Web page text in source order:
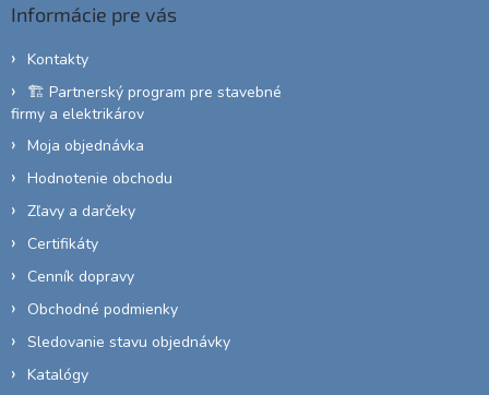
Informácie pre vás
Kontakty
🏗️ Partnerský program pre stavebné
firmy a elektrikárov
Moja objednávka
Hodnotenie obchodu
Zľavy a darčeky
Certifikáty
Cenník dopravy
Obchodné podmienky
Sledovanie stavu objednávky
Katalógy